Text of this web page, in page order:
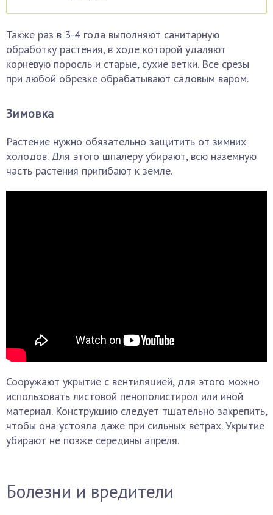
Также раз в 3-4 года выполняют санитарную
обработку растения, в ходе которой удаляют
корневую поросль и старые, сухие ветки. Все срезы
при любой обрезке обрабатывают садовым варом.
Зимовка
Растение нужно обязательно защитить от зимних
холодов. Для этого шпалеру убирают, всю наземную
часть растения пригибают к земле.
Сооружают укрытие с вентиляцией, для этого можно
использовать листовой пенополистирол или иной
материал. Конструкцию следует тщательно закрепить,
чтобы она устояла даже при сильных ветрах. Укрытие
убирают не позже середины апреля.
Болезни и вредители